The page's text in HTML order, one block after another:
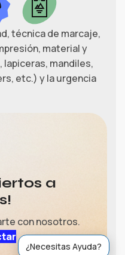
técnica de marcaje,
material y
mandiles,
etc.) y la urgencia
a
con nosotros.
¿Necesitas Ayuda?